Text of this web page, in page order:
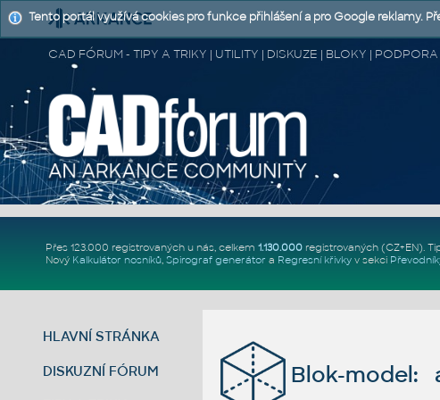
CAD FÓRUM - TIPY A TRIKY | UTILITY | DISKUZE | BLOKY |
Přes 123.000 registrovaných u nás, celkem 1.130.000registrovaných (CZ+EN).
Nový Kalkulátor nosníků, Spirograf generátor a Regresní křivkyv sekci
HLAVNÍ STRÁNKA
DISKUZNÍ FÓRUM Blok-model:
Tento portál využívá cookies pro funkce přihlášení a pro Google reklamy.